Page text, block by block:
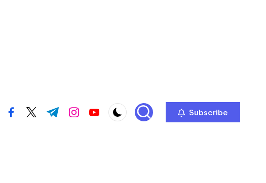
facebook.com
twitter.com
t.me instagram.com
youtube.com Subscribe